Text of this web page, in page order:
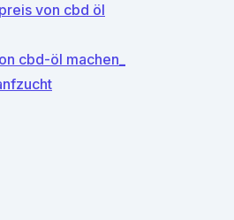
von cbd öl
cbd-öl machen_